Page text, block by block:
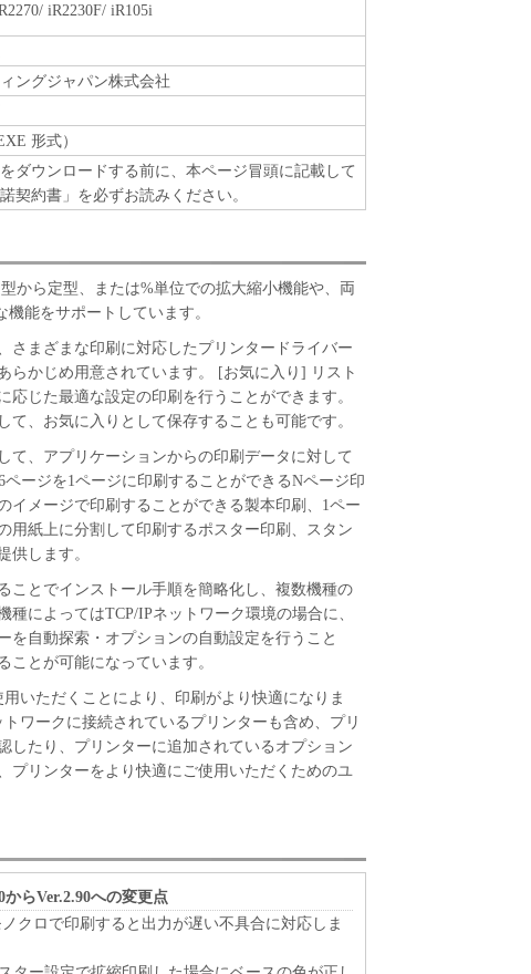
とは、本契約書中で定義される「本ソフトウ
とします。
その一部が法律により無効であると決定された
有効に存続するものとします。
iR2230F/ iR105i
ングジャパン株式会社
形式）
ダウンロードする前に、本ページ冒頭に記載して
契約書」を必ずお読みください。
から定型、または%単位での拡大縮小機能や、両
能をサポートしています。
さまざまな印刷に対応したプリンタードライバー
らかじめ用意されています。 [お気に入り] リスト
応じた最適な設定の印刷を行うことができます。
て、お気に入りとして保存することも可能です。
て、アプリケーションからの印刷データに対して
ージを1ページに印刷することができるNページ印
イメージで印刷することができる製本印刷、1ペー
用紙上に分割して印刷するポスター印刷、スタン
供します。
ことでインストール手順を簡略化し、複数機種の
によってはTCP/IPネットワーク環境の場合に、
を自動探索・オプションの自動設定を行うこと
ことが可能になっています。
用いただくことにより、印刷がより快適になりま
トワークに接続されているプリンターも含め、プリ
したり、プリンターに追加されているオプション
プリンターをより快適にご使用いただくためのユ
らVer.2.90への変更点
クロで印刷すると出力が遅い不具合に対応しま